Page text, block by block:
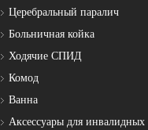
Церебральный паралич
Больничная койка
Ходячие СПИД
Комод
Ванна
Аксессуары для инвалидных